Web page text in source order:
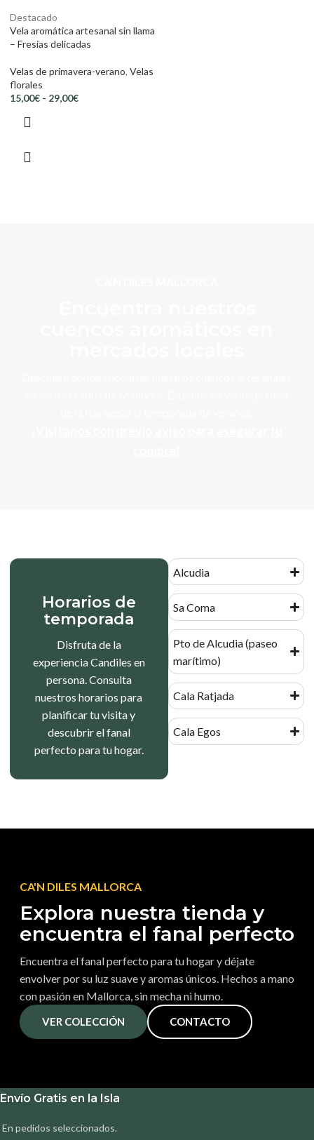
Destacado
Vela aromática artesanal sin llama
– Fresias delicadas
Velas de primavera-verano, Velas
florales
15,00€ - 29,00€
Alcudia
Sa Coma
Pto de Alcudia (paseo
marítimo)
Cala Ratjada
Cala Egos
Horarios de
temporada
Disfruta de la
experiencia Candiles en
persona. Consulta
nuestros horarios para
planificar tu visita y
descubrir el fanal
perfecto para tu hogar.
CA'N DILES MALLORCA
Explora nuestra tienda y
encuentra el fanal perfecto
Encuentra el fanal perfecto para tu hogar y déjate
envolver por su luz suave y aromas únicos. Hechos a mano
con pasión en Mallorca, sin mecha ni humo.
VER COLECCIÓN CONTACTO
Envío Gratis en la Isla
En pedidos seleccionados.